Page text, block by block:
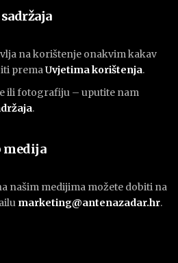
na korištenje onakvim kakav
premaUvjetima korištenja.
ili fotografiju – uputite nam
.
medija
našim medijima možete dobiti na
marketing@antenazadar.hr.